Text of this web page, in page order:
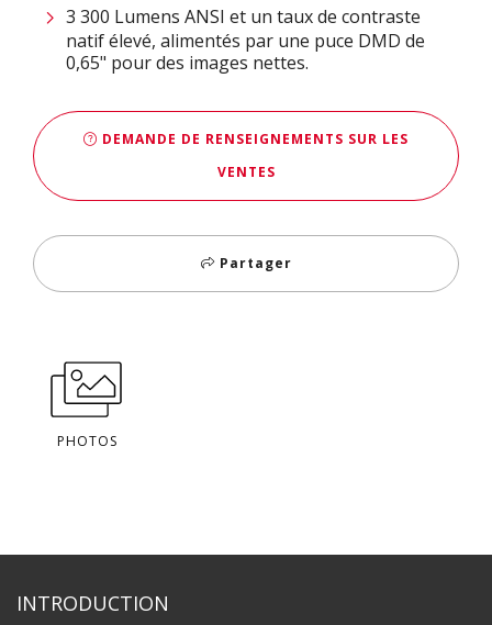
3 300 Lumens ANSI et un taux de contraste
natif élevé, alimentés par une puce DMD de
0,65" pour des images nettes.
DEMANDE DE RENSEIGNEMENTS SUR LES
VENTES
Partager
PHOTOS
INTRODUCTION